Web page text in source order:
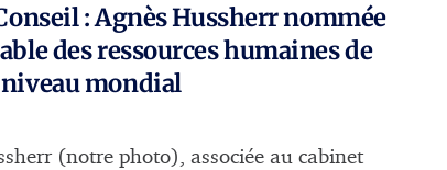
: Agnès Hussherr nommée
des ressources humaines de
mondial
(notre photo), associée au cabinet